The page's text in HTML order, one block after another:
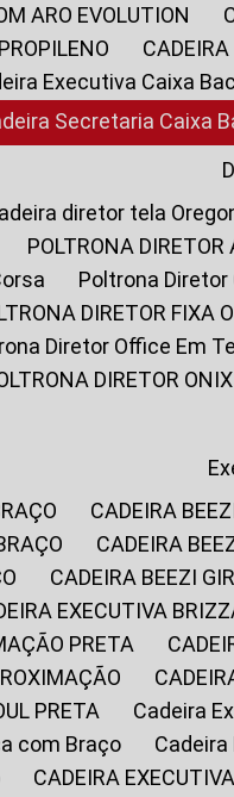
ARO EVOLUTION
Executiva Caixa
Secretaria Caixa
Cadeira diretor tela
POLTRONA
Poltrona
DIRETOR FIXA
Diretor Office Em
DIRETOR ONIX
CADEIRA
CADEIRA
CADEIRA BEEZI
EXECUTIVA
PRETA
PRETA
Cadeira
com Braço
CADEIRA